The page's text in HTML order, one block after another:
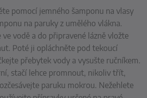
pomocí jemného šamponu na vlasy
na paruky z umělého vlákna.
vodě a do připravené lázně vložte
Poté ji opláchněte pod tekoucí
přebytek vody a vysušte ručníkem.
stačí lehce promnout, nikoliv třít,
paruku mokrou. Nežehlete